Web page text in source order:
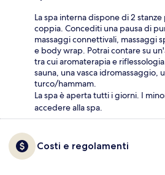
La spa interna dispone di 2
coppia. Concediti una pausa di
massaggi connettivali, massaggi
e body wrap. Potrai contare su
tra cui aromaterapia e
sauna, una vasca idromassaggio,
turco/hammam.
La spa è aperta tutti i giorni. I
accedere alla spa.
Costi e regolamenti